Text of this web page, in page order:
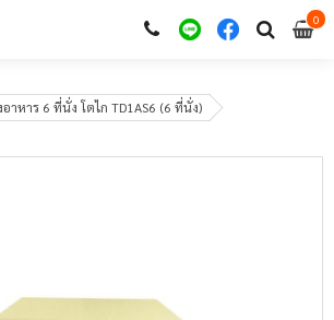
00
าหาร 6 ที่นั่ง โตไก TD1AS6 (6 ที่นั่ง)